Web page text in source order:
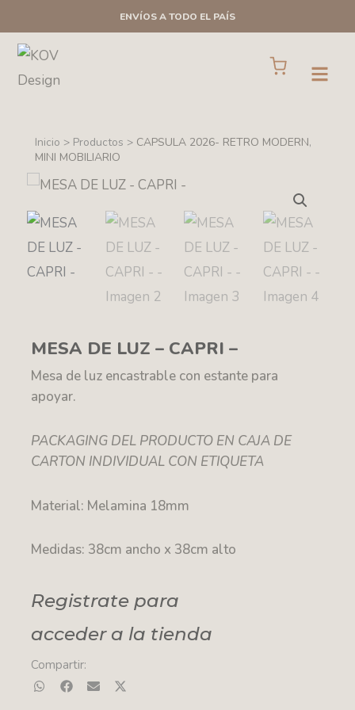
al
contenido
ENVÍOS A TODO EL PAÍS
Open
Cart
Inicio > Productos > CAPSULA 2026- RETRO MODERN,
MINI MOBILIARIO
MESA DE LUZ – CAPRI –
Mesa de luz encastrable con estante para
apoyar.
PACKAGING DEL PRODUCTO EN CAJA DE
CARTON INDIVIDUAL CON ETIQUETA
Material: Melamina 18mm
Medidas: 38cm ancho x 38cm alto
Registrate para
acceder a la tienda
Compartir: